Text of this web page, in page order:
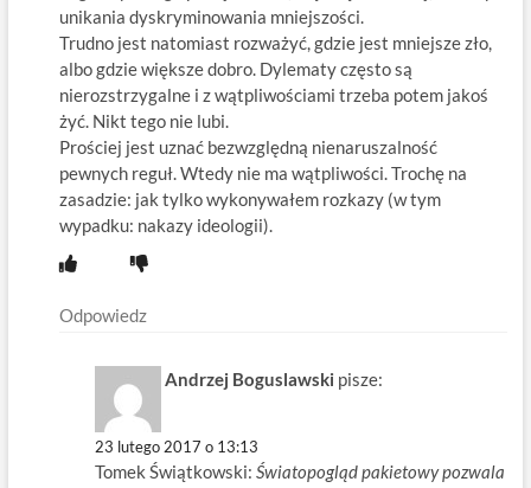
unikania dyskryminowania mniejszości.
Trudno jest natomiast rozważyć, gdzie jest mniejsze zło,
albo gdzie większe dobro. Dylematy często są
nierozstrzygalne i z wątpliwościami trzeba potem jakoś
żyć. Nikt tego nie lubi.
Prościej jest uznać bezwzględną nienaruszalność
pewnych reguł. Wtedy nie ma wątpliwości. Trochę na
zasadzie: jak tylko wykonywałem rozkazy (w tym
wypadku: nakazy ideologii).
Odpowiedz
Andrzej Boguslawski pisze:
23 lutego 2017 o 13:13
Tomek Świątkowski: Światopogląd pakietowy pozwala